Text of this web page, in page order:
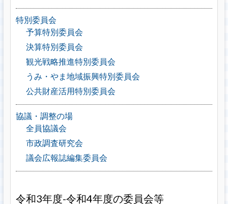
特別委員会
予算特別委員会
決算特別委員会
観光戦略推進特別委員会
うみ・やま地域振興特別委員会
公共財産活用特別委員会
協議・調整の場
全員協議会
市政調査研究会
議会広報誌編集委員会
令和3年度-令和4年度の委員会等